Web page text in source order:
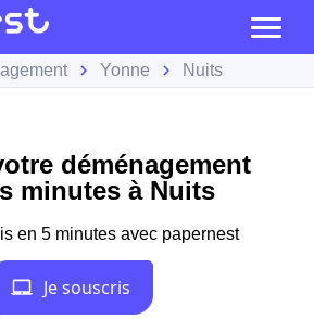
Yonne Nuits